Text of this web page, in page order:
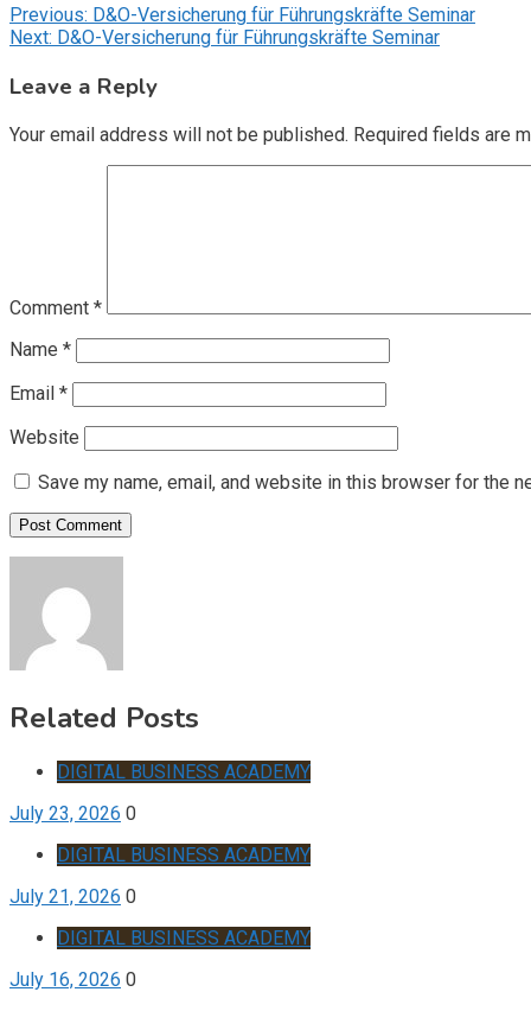
Post
navigation
Previous: D&O-Versicherung für Führungskräfte Seminar
Next: D&O-Versicherung für Führungskräfte Seminar
Leave a Reply
Your email address will not be published. Required fields are
Comment *
Name *
Email *
Website
Save my name, email, and website in this browser for the
Related Posts
DIGITAL BUSINESS ACADEMY
July 23, 2026 0
DIGITAL BUSINESS ACADEMY
July 21, 2026 0
DIGITAL BUSINESS ACADEMY
July 16, 2026 0